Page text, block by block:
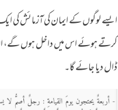
ایسے لوگوں کے ایمان کی آزمائش کی
کرتے ہوئے اس میں داخل ہوں گے، ان
ڈال دیا جائے گا۔